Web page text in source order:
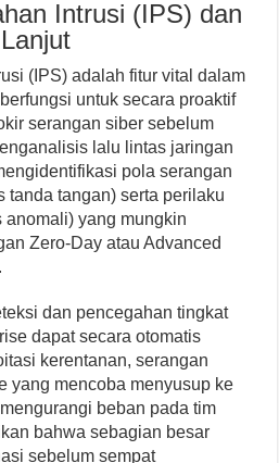
Intrusi (IPS) dan
(IPS) adalah fitur vital dalam
untuk secara proaktif
serangan siber sebelum
lalu lintas jaringan
pola serangan
tanda tangan) serta perilaku
yang mungkin
Zero-Day atau Advanced
dan pencegahan tingkat
dapat secara otomatis
kerentanan, serangan
yang mencoba menyusup ke
beban pada tim
bahwa sebagian besar
sebelum sempat